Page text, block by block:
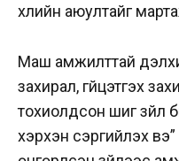
үхлийн аюултайг
Маш амжилттай
захирал, гүйцэтгэх
тохиолдсон шиг зүйл
хэрхэн сэргийлэх